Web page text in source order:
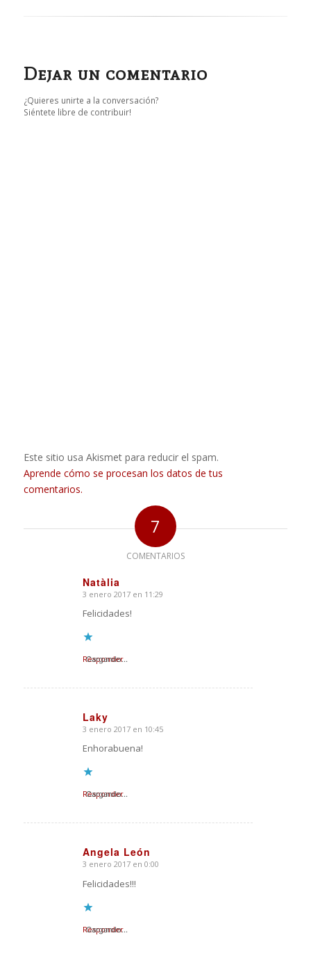
Dejar un comentario
¿Quieres unirte a la conversación?
Siéntete libre de contribuir!
Este sitio usa Akismet para reducir el spam.
Aprende cómo se procesan los datos de tus
comentarios.
7
COMENTARIOS
Natàlia
Dice:
3 enero 2017 en 11:29
Felicidades!
Cargando...
Responder
Laky
Dice:
3 enero 2017 en 10:45
Enhorabuena!
Cargando...
Responder
Angela León
Dice:
3 enero 2017 en 0:00
Felicidades!!!
Cargando...
Responder